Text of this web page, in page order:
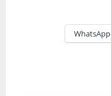
WhatsApp